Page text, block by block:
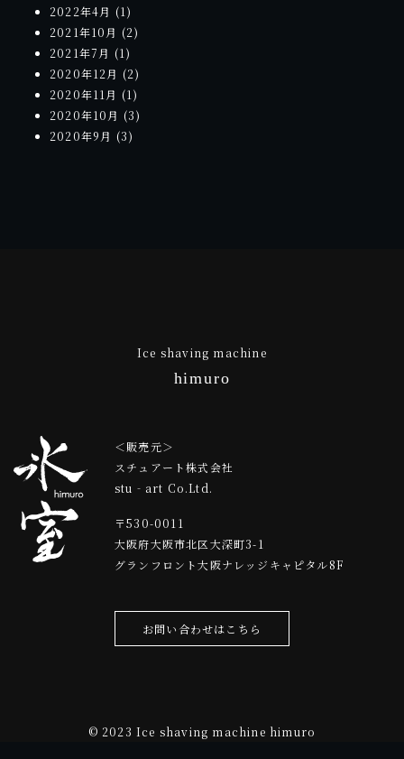
2022年4月 (1)
2021年10月 (2)
2021年7月 (1)
2020年12月 (2)
2020年11月 (1)
2020年10月 (3)
2020年9月 (3)
Ice shaving machine
himuro
＜販売元＞
スチュアート株式会社
stu‐art Co.Ltd.
〒530-0011
大阪府大阪市北区大深町3-1
グランフロント⼤阪ナレッジキャピタル8F
お問い合わせはこちら
© 2023 Ice shaving machine himuro